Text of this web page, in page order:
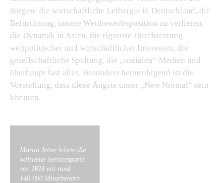
Sorgen: die wirtschaftliche Lethargie in Deutschland, die
Befürchtung, unsere Wettbewerbsposition zu verlieren,
die Dynamik in Asien, die rigorose Durchsetzung
weltpolitischer und wirtschaftlicher Interessen, die
gesellschaftliche Spaltung, die „sozialen“ Medien und
überhaupt fast alles. Besonders beunruhigend ist die
Vorstellung, dass diese Ängste unser „New Normal“ sein
könnten.
Martin Jetter leitete die
weltweite Servicesparte
von IBM mit rund
140.000 Mitarbeitern